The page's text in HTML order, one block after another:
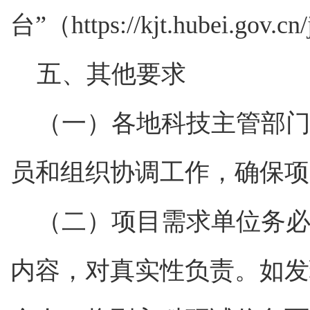
台”（https://
五、其他要求
（一）各地科技主管部
员和组织协调工作，确保
（二）项目需求单位务
内容，对真实性负责。如